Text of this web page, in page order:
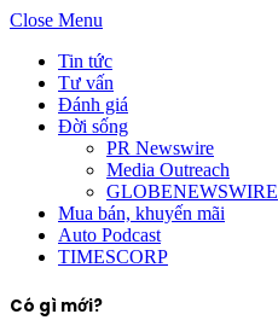
Close Menu
Tin tức
Tư vấn
Đánh giá
Đời sống
PR Newswire
Media Outreach
GLOBENEWSWIRE
Mua bán, khuyến mãi
Auto Podcast
TIMESCORP
Có gì mới?